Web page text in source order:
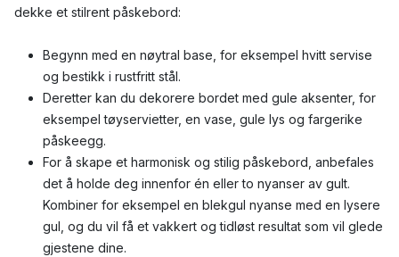
dekke et stilrent påskebord:
Begynn med en nøytral base, for eksempel hvitt servise
og bestikk i rustfritt stål.
Deretter kan du dekorere bordet med gule aksenter, for
eksempel tøyservietter, en vase, gule lys og fargerike
påskeegg.
For å skape et harmonisk og stilig påskebord, anbefales
det å holde deg innenfor én eller to nyanser av gult.
Kombiner for eksempel en blekgul nyanse med en lysere
gul, og du vil få et vakkert og tidløst resultat som vil glede
gjestene dine.